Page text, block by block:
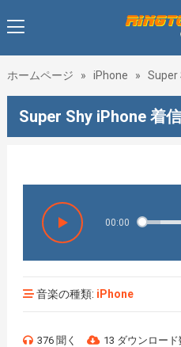
ホームページ » iPhone » Super
Super Shy iPhone 着
00:00
音楽の種類: iPhone
376 聞く 13 ダウンロード